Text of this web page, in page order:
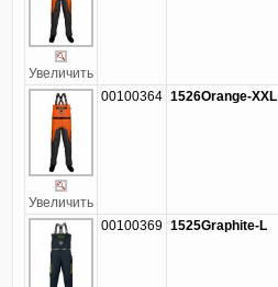
Увеличить
Увеличить
00100364 1526Orange-XXL
00100369 1525Graphite-L